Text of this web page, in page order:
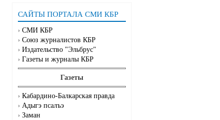
САЙТЫ ПОРТАЛА СМИ КБР
СМИ КБР
Союз журналистов КБР
Издательство "Эльбрус"
Газеты и журналы КБР
Газеты
Кабардино-Балкарская правда
Адыгэ псалъэ
Заман